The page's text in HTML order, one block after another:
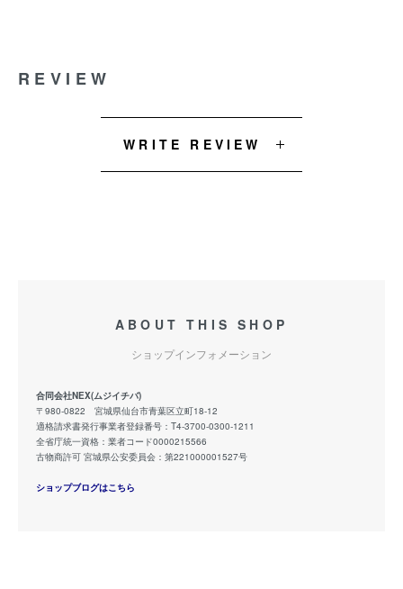
REVIEW
WRITE REVIEW
ABOUT THIS SHOP
ショップインフォメーション
合同会社NEX(ムジイチバ)
〒980-0822 宮城県仙台市青葉区立町18-12
適格請求書発行事業者登録番号：T4-3700-0300-1211
全省庁統一資格：業者コード0000215566
古物商許可 宮城県公安委員会：第221000001527号
ショップブログはこちら